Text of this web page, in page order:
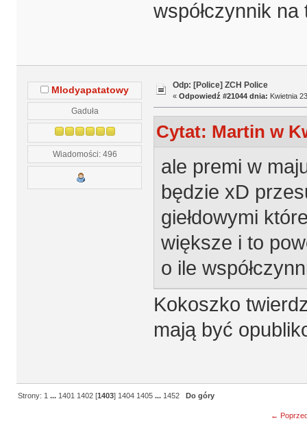
współczynnik na
Mlodyapatatowy
Gaduła
Wiadomości: 496
Odp: [Police] ZCH Police
« Odpowiedź #21044 dnia: Kwietnia
Cytat: Martin w
ale premi w
będzie xD
giełdowymi
większe i to
o ile
Kokoszko
mają być
Strony: 1 ... 1401 1402 [1403] 1404 1405 ... 1452 Do góry
←